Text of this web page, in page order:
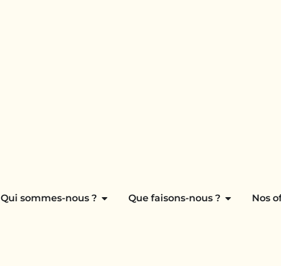
Qui sommes-nous ? Que faisons-nous ? Nos